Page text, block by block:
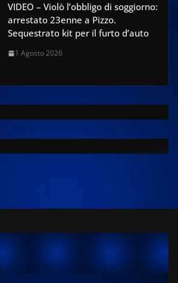
VIDEO – Violò l’obbligo di soggiorno:
arrestato 23enne a Pizzo.
Sequestrato kit per il furto d’auto
1 Agosto 2026